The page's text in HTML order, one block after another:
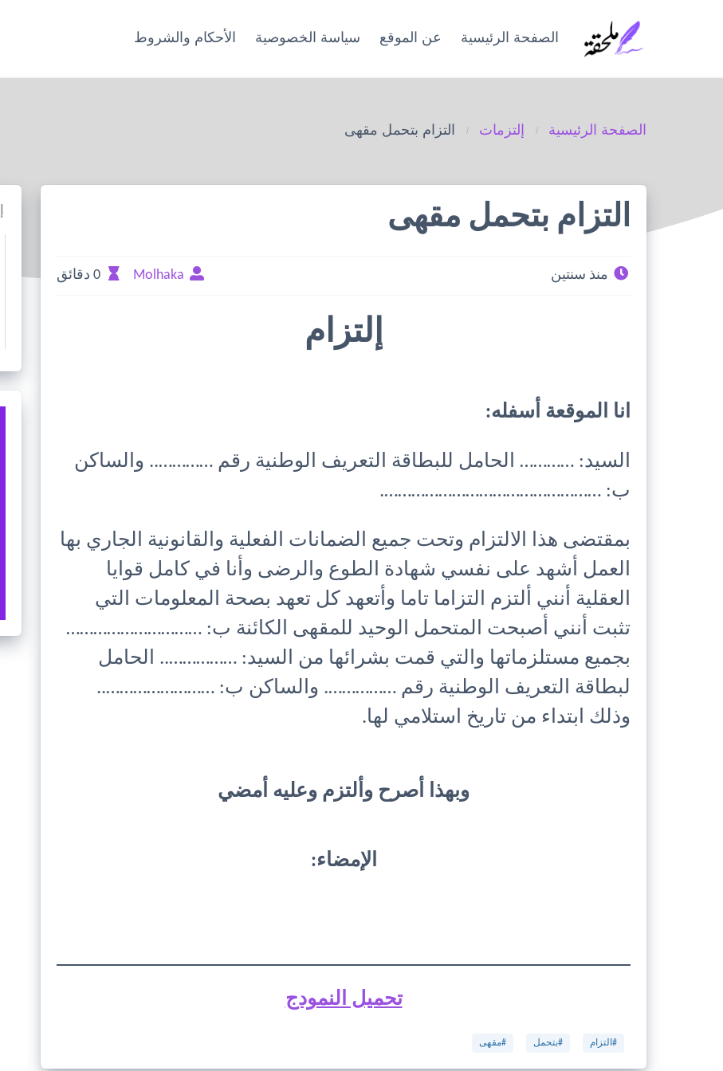
الصفحة الرئيسية عن الموقع سياسة الخصوصية الأحكام والشروط
الصفحة الرئيسية إلتزمات التزام بتحمل مقهى
التزام بتحمل مقهى
منذ سنتين Molhaka 0 دقائق
إلتزام
انا الموقعة أسفله:
السيد: ………… الحامل للبطاقة التعريف الوطنية رقم ………….. والساكن
ب: ………………………………………….
بمقتضى هذا الالتزام وتحت جميع الضمانات الفعلية والقانونية الجاري بها
العمل أشهد على نفسي شهادة الطوع والرضى وأنا في كامل قوايا
العقلية أنني ألتزم التزاما تاما وأتعهد كل تعهد بصحة المعلومات التي
تثبت أنني أصبحت المتحمل الوحيد للمقهى الكائنة ب: …………………………
بجميع مستلزماتها والتي قمت بشرائها من السيد: …………….. الحامل
لبطاقة التعريف الوطنية رقم ……………. والساكن ب: ……………………..
وذلك ابتداء من تاريخ استلامي لها.
وبهذا أصرح وألتزم وعليه أمضي
الإمضاء:
تحميل النمودج
#التزام #بتحمل #مقهى